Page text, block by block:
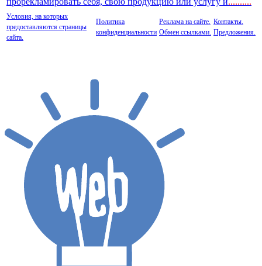
Условия, на которых
предоставляются страницы
сайта.
Политика
конфиденциальности
Реклама на сайте.
Обмен ссылками.
Контакты.
Предложения.